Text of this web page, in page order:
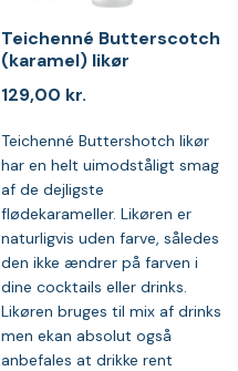
Teichenné Butterscotch
(karamel) likør
129,00 kr.
Teichenné Buttershotch likør
har en helt uimodståligt smag
af de dejligste
flødekarameller. Likøren er
naturligvis uden farve, således
den ikke ændrer på farven i
dine cocktails eller drinks.
Likøren bruges til mix af drinks
men ekan absolut også
anbefales at drikke rent